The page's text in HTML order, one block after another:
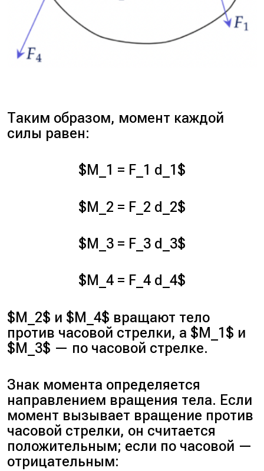
Таким образом, момент каждой
силы равен:
$M_1 = F_1 d_1$
$M_2 = F_2 d_2$
$M_3 = F_3 d_3$
$M_4 = F_4 d_4$
$M_2$ и $M_4$ вращают тело
против часовой стрелки, а $M_1$ и
$M_3$ — по часовой стрелке.
Знак момента определяется
направлением вращения тела. Если
момент вызывает вращение против
часовой стрелки, он считается
положительным; если по часовой —
отрицательным: